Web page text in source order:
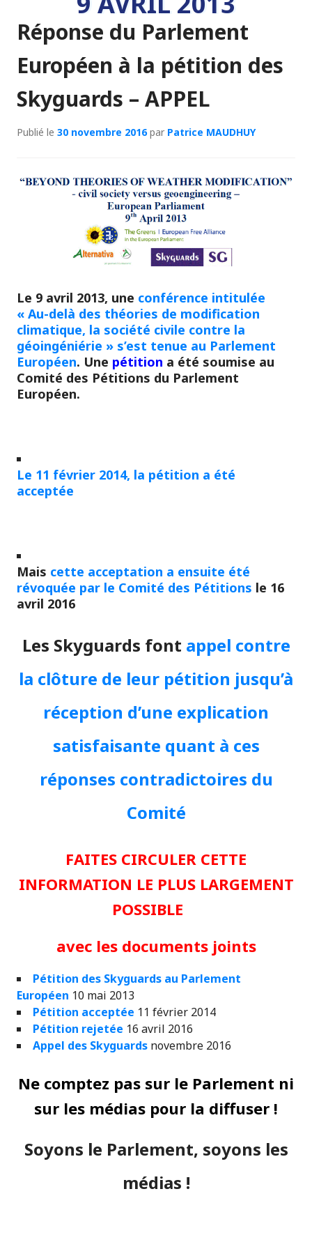
Réponse du Parlement
Européen à la pétition des
Skyguards – APPEL
Publié le 30 novembre 2016par Patrice MAUDHUY
Le 9 avril 2013, une conférence intitulée
« Au-delà des théories de modification
climatique, la société civile contre la
géoingéniérie » s’est tenue au Parlement
Européen. Une pétition a été soumise au
Comité des Pétitions du Parlement
Européen.
Le 11 février 2014, la pétition a été
acceptée
Mais cette acceptation a ensuite été
révoquée par le Comité des Pétitions le 16
avril 2016
Les Skyguards font appel contre
la clôture de leur pétition jusqu’à
réception d’une explication
satisfaisante quant à ces
réponses contradictoires du
Comité
FAITES CIRCULER CETTE
INFORMATION LE PLUS LARGEMENT
POSSIBLE
avec les documents joints
Pétition des Skyguards au Parlement
Européen 10 mai 2013
Pétition acceptée 11 février 2014
Pétition rejetée 16 avril 2016
Appel des Skyguards novembre 2016
Ne comptez pas sur le Parlement ni
sur les médias pour la diffuser !
Soyons le Parlement, soyons les
médias !